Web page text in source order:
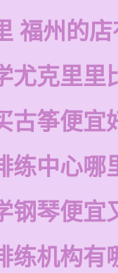
福州的
尤克里里
古筝便宜
练中心哪
钢琴便宜
练机构有